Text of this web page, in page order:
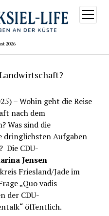
2026
Menü
öffnen
– Wohin geht die Reise
nach dem
Was sind die
dringlichsten Aufgaben
Die CDU-
Jensen
Friesland/Jade im
„Quo vadis
der CDU-
öffentlich.